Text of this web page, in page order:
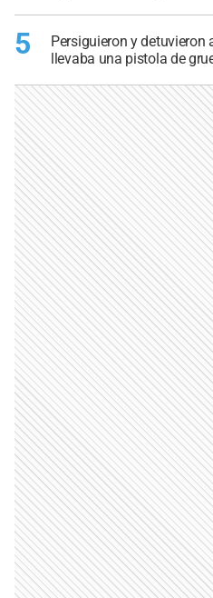
5
Persiguieron y detuvieron
llevaba una pistola de